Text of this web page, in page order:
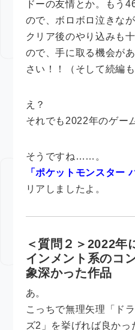
ドーの友情とか。もう
ので、ボロボロ泣きな
クリア後のやり込みも
ので、手に取る機会が
さい！！（そして続編
え？
それでも2022年のゲー
そうですね……。
「ポケットモンスター
リアしましたよ。
＜質問２＞2022年
インメント系のコ
象深かった作品
あ。
こっちで無理矢理「ド
ズ2」を挙げれば良かっ